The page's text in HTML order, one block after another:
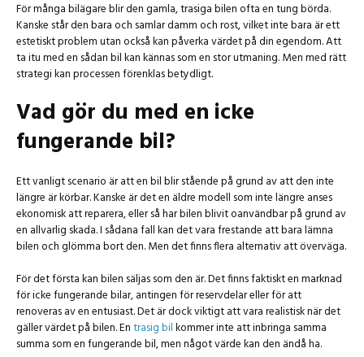
För många bilägare blir den gamla, trasiga bilen ofta en tung börda.
Kanske står den bara och samlar damm och rost, vilket inte bara är ett
estetiskt problem utan också kan påverka värdet på din egendom. Att
ta itu med en sådan bil kan kännas som en stor utmaning. Men med rätt
strategi kan processen förenklas betydligt.
Vad gör du med en icke
fungerande bil?
Ett vanligt scenario är att en bil blir stående på grund av att den inte
längre är körbar. Kanske är det en äldre modell som inte längre anses
ekonomisk att reparera, eller så har bilen blivit oanvändbar på grund av
en allvarlig skada. I sådana fall kan det vara frestande att bara lämna
bilen och glömma bort den. Men det finns flera alternativ att överväga.
För det första kan bilen säljas som den är. Det finns faktiskt en marknad
för icke fungerande bilar, antingen för reservdelar eller för att
renoveras av en entusiast. Det är dock viktigt att vara realistisk när det
gäller värdet på bilen. Entrasig bilkommer inte att inbringa samma
summa som en fungerande bil, men något värde kan den ändå ha.